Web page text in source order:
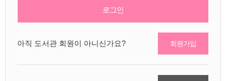
로그인
아직 도서관 회원이 아니신가요? 회원가입